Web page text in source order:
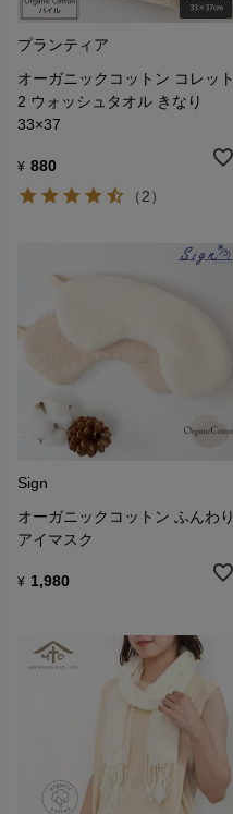
プランティア
オーガニックコットン コレット
2 ウォッシュタオル きなり
33×37
¥ 880
（2）
Sign
オーガニックコットン ふんわり
アイマスク
¥ 1,980